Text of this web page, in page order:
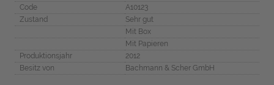
Code
A10123
Zustand
Sehr gut
Mit Box
Mit Papieren
Produktionsjahr
2012
Besitz von
Bachmann & Scher GmbH